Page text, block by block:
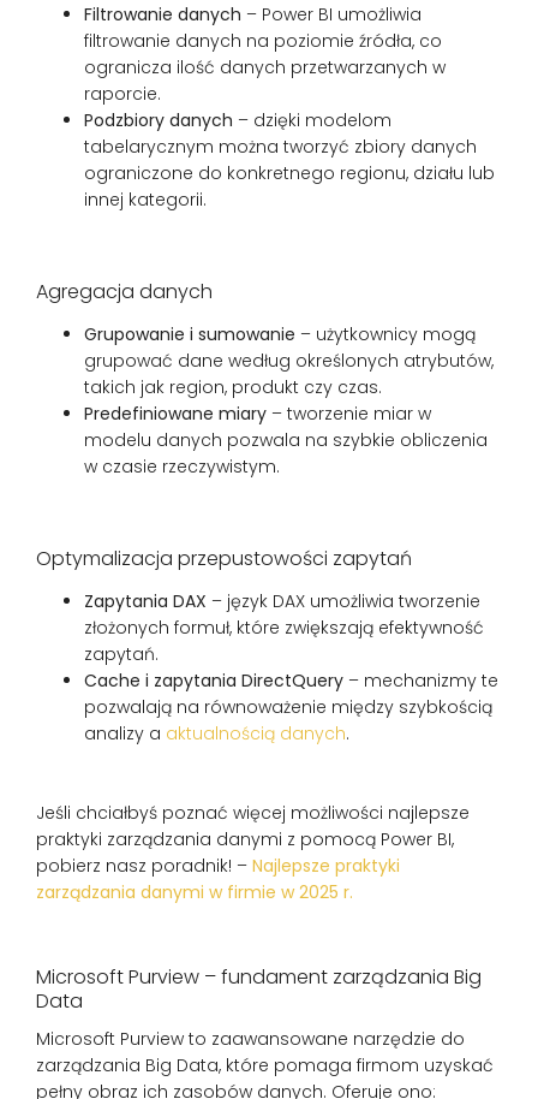
Filtrowanie danych – Power BI umożliwia
filtrowanie danych na poziomie źródła, co
ogranicza ilość danych przetwarzanych w
raporcie.
Podzbiory danych – dzięki modelom
tabelarycznym można tworzyć zbiory danych
ograniczone do konkretnego regionu, działu lub
innej kategorii.
Agregacja danych
Grupowanie i sumowanie – użytkownicy mogą
grupować dane według określonych atrybutów,
takich jak region, produkt czy czas.
Predefiniowane miary – tworzenie miar w
modelu danych pozwala na szybkie obliczenia
w czasie rzeczywistym.
Optymalizacja przepustowości zapytań
Zapytania DAX – język DAX umożliwia tworzenie
złożonych formuł, które zwiększają efektywność
zapytań.
Cache i zapytania DirectQuery – mechanizmy te
pozwalają na równoważenie między szybkością
analizy a aktualnością danych.
Jeśli chciałbyś poznać więcej możliwości najlepsze
praktyki zarządzania danymi z pomocą Power BI,
pobierz nasz poradnik! – Najlepsze praktyki
zarządzania danymi w firmie w 2025 r.
Microsoft Purview – fundament zarządzania Big
Data
Microsoft Purview to zaawansowane narzędzie do
zarządzania Big Data, które pomaga firmom uzyskać
pełny obraz ich zasobów danych. Oferuje ono: